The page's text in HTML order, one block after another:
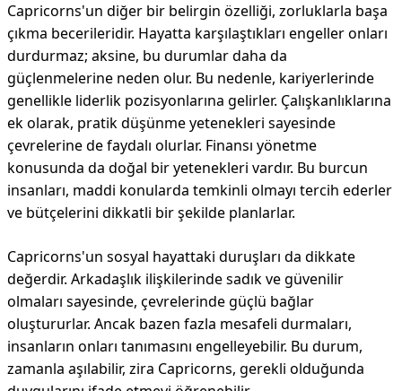
Capricorns'un diğer bir belirgin özelliği, zorluklarla başa
çıkma becerileridir. Hayatta karşılaştıkları engeller onları
durdurmaz; aksine, bu durumlar daha da
güçlenmelerine neden olur. Bu nedenle, kariyerlerinde
genellikle liderlik pozisyonlarına gelirler. Çalışkanlıklarına
ek olarak, pratik düşünme yetenekleri sayesinde
çevrelerine de faydalı olurlar. Finansı yönetme
konusunda da doğal bir yetenekleri vardır. Bu burcun
insanları, maddi konularda temkinli olmayı tercih ederler
ve bütçelerini dikkatli bir şekilde planlarlar.
Capricorns'un sosyal hayattaki duruşları da dikkate
değerdir. Arkadaşlık ilişkilerinde sadık ve güvenilir
olmaları sayesinde, çevrelerinde güçlü bağlar
oluştururlar. Ancak bazen fazla mesafeli durmaları,
insanların onları tanımasını engelleyebilir. Bu durum,
zamanla aşılabilir, zira Capricorns, gerekli olduğunda